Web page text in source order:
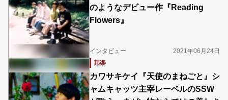
のようなデビュー作『Reading
Flowers』
インタビュー
2021年06月24日
邦楽
カワサキケイ『天使のまねごと』シ
ャムキャッツ主宰レーベルのSSW